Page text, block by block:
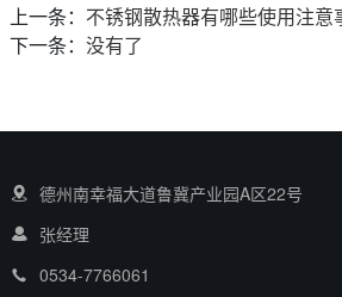
上一条： 不锈钢散热器有哪些使用注意
下一条： 没有了
德州南幸福大道鲁冀产业园A区22号
张经理
0534-7766061